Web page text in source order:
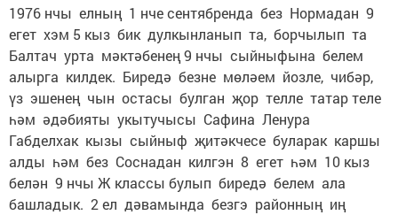
1976 нчы елның 1 нче сентябренда без Нормадан 9
егет хэм 5 кыз бик дулкынланып та, борчылып та
Балтач урта мәктәбенең 9 нчы сыйныфына белем
алырга килдек. Биредә безне мөләем йозле, чибәр,
үз эшенең чын остасы булган җор телле татар теле
һәм әдәбияты укытучысы Сафина Ленура
Габделхак кызы сыйныф җитәкчесе буларак каршы
алды һәм без Соснадан килгэн 8 егет һәм 10 кыз
белән 9 нчы Ж классы булып биредә белем ала
башладык. 2 ел дәвамында безгэ районның иң